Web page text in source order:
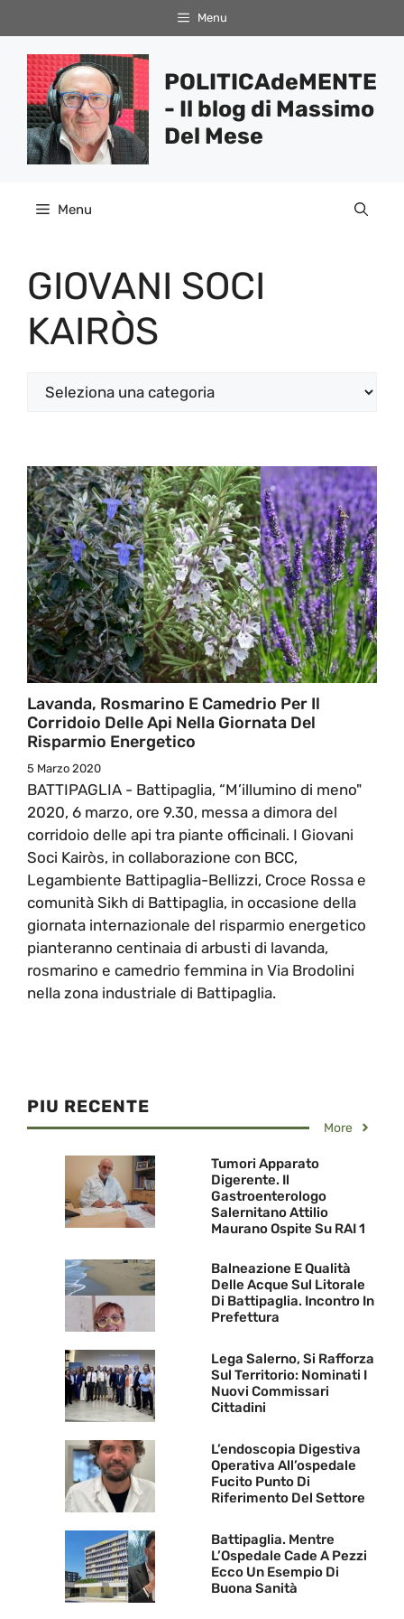
al
contenuto
Menu
POLITICAdeMENTE
- Il blog di Massimo
Del Mese
Menu
GIOVANI SOCI
KAIRÒS
Categorie
Lavanda, Rosmarino E Camedrio Per Il
Corridoio Delle Api Nella Giornata Del
Risparmio Energetico
5 Marzo 2020
BATTIPAGLIA - Battipaglia, “M’illumino di meno"
2020, 6 marzo, ore 9.30, messa a dimora del
corridoio delle api tra piante officinali. I Giovani
Soci Kairòs, in collaborazione con BCC,
Legambiente Battipaglia-Bellizzi, Croce Rossa e
comunità Sikh di Battipaglia, in occasione della
giornata internazionale del risparmio energetico
pianteranno centinaia di arbusti di lavanda,
rosmarino e camedrio femmina in Via Brodolini
nella zona industriale di Battipaglia.
PIU RECENTE
More
Tumori Apparato
Digerente. Il
Gastroenterologo
Salernitano Attilio
Maurano Ospite Su RAI 1
Balneazione E Qualità
Delle Acque Sul Litorale
Di Battipaglia. Incontro In
Prefettura
Lega Salerno, Si Rafforza
Sul Territorio: Nominati I
Nuovi Commissari
Cittadini
L’endoscopia Digestiva
Operativa All’ospedale
Fucito Punto Di
Riferimento Del Settore
Battipaglia. Mentre
L’Ospedale Cade A Pezzi
Ecco Un Esempio Di
Buona Sanità